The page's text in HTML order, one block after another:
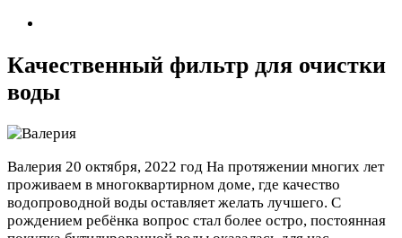
Качественный фильтр для очистки
воды
Валерия 20 октября, 2022 год На протяжении многих лет
проживаем в многоквартирном доме, где качество
водопроводной воды оставляет желать лучшего. С
рождением ребёнка вопрос стал более остро, постоянная